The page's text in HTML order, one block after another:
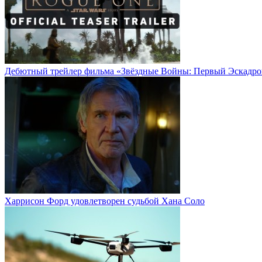
Дебютный трейлер фильма «Звёздные Войны: Первый
Харрисон Форд удовлетворен судьбой Хана Соло